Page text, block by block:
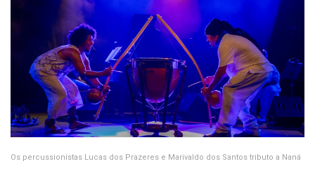
Os percussionistas Lucas dos Prazeres e Marivaldo dos Santos tributo a Naná